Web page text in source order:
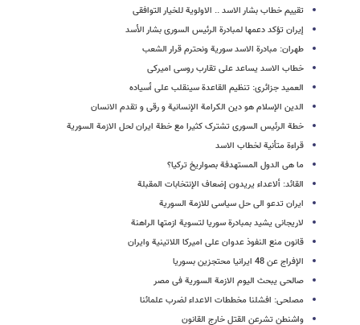
تقییم خطاب بشار الاسد .. الاولویة للخیار التوافقی
إیران تؤکد دعمها لمبادرة الرئیس السوری بشار الأسد
طهران: مبادرة الاسد سوریة ونحترم قرار الشعب
خطاب الاسد یساعد على تقارب روسی امیرکی
العمید جزائری: تنظیم القاعدة سینقلب على أسیاده
الدین الإسلام هو دین الکرامة الإنسانیة و رقی و تقدم الانسان
خطة الرئیس السوری تشترک کثیرا مع خطة ایران لحل الازمة السوریة
قراءة متأنیة لخطاب الاسد
ما هی الدول المستهدفة بصواریخ ترکیا؟
القائد: ألاعداء یریدون إضعاف الإنتخابات المقبلة
ایران تدعو الی حل سیاسی للازمة السوریة
لاریجانی یشید بمبادرة سوریا لتسویة ازمتها الراهنة
قانون منع النفوذ عدوان على امیرکا اللاتینیة وایران
الإفراج عن 48 ایرانیا محتجزین بسوریا
صالحی یبحث الیوم الازمة السوریة فی مصر
مصلحی: افشلنا مخططات الاعداء لضرب علمائنا
واشنطن تشرعن القتل خارج القانون